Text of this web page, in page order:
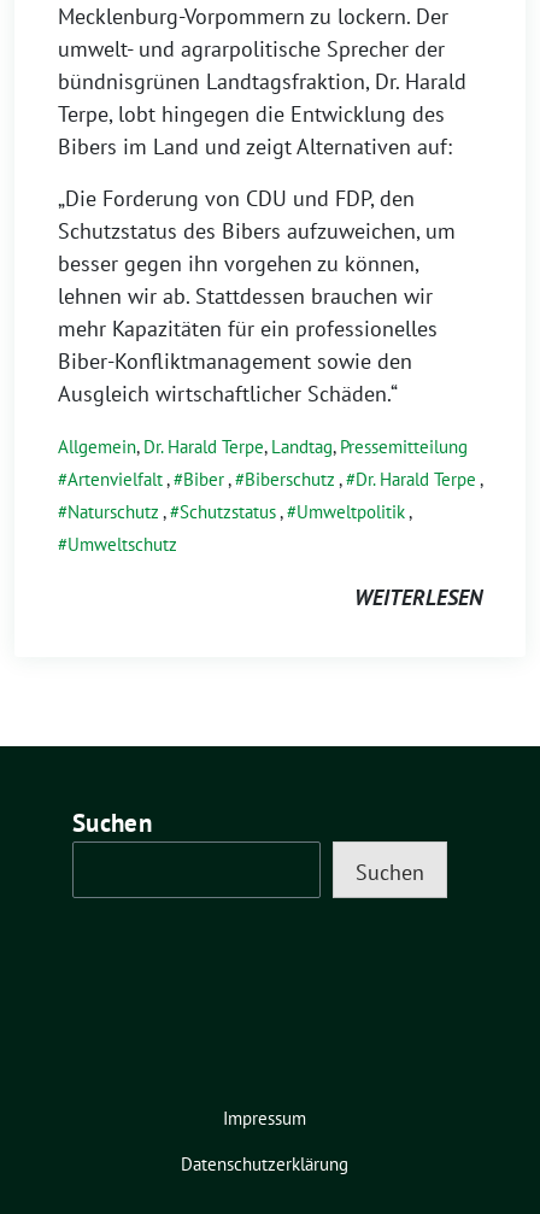
Mecklenburg-Vorpommern zu lockern. Der
umwelt- und agrarpolitische Sprecher der
bündnisgrünen Landtagsfraktion, Dr. Harald
Terpe, lobt hingegen die Entwicklung des
Bibers im Land und zeigt Alternativen auf:
„Die Forderung von CDU und FDP, den
Schutzstatus des Bibers aufzuweichen, um
besser gegen ihn vorgehen zu können,
lehnen wir ab. Stattdessen brauchen wir
mehr Kapazitäten für ein professionelles
Biber-Konfliktmanagement sowie den
Ausgleich wirtschaftlicher Schäden.“
Allgemein, Dr. Harald Terpe, Landtag, Pressemitteilung
Artenvielfalt, Biber, Biberschutz , Dr. Harald Terpe ,
Naturschutz , Schutzstatus, Umweltpolitik,
Umweltschutz
WEITERLESEN
Suchen
Suchen
Impressum
Datenschutzerklärung